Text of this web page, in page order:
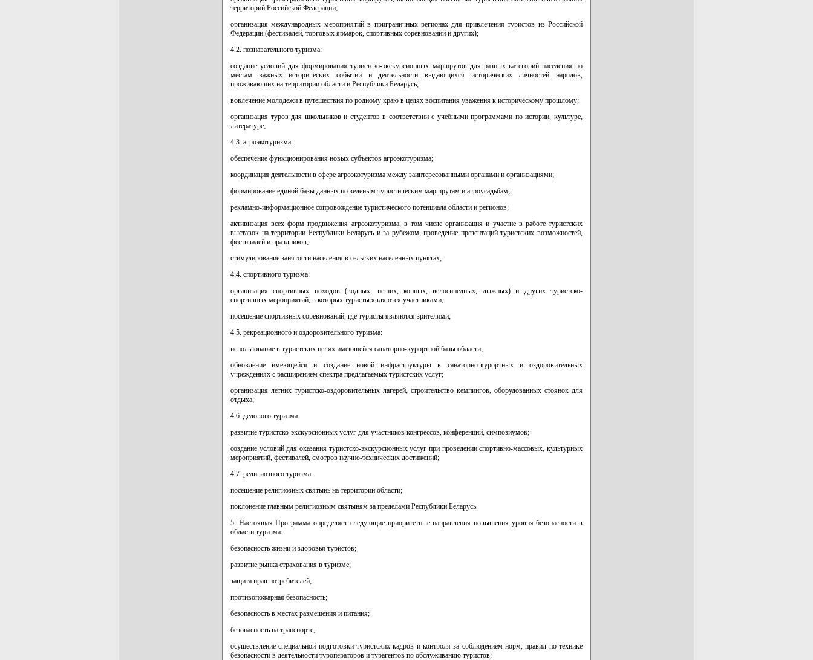
территорий Российской Федерации;
организация международных мероприятий в приграничных регионах для привлечения туристов из Российской
Федерации (фестивалей, торговых ярмарок, спортивных соревнований и других);
4.2. познавательного туризма:
создание условий для формирования туристско-экскурсионных маршрутов для разных категорий населения по
местам важных исторических событий и деятельности выдающихся исторических личностей народов,
проживающих на территории области и Республики Беларусь;
вовлечение молодежи в путешествия по родному краю в целях воспитания уважения к историческому прошлому;
организация туров для школьников и студентов в соответствии с учебными программами по истории, культуре,
литературе;
4.3. агроэкотуризма:
обеспечение функционирования новых субъектов агроэкотуризма;
координация деятельности в сфере агроэкотуризма между заинтересованными органами и организациями;
формирование единой базы данных по зеленым туристическим маршрутам и агроусадьбам;
рекламно-информационное сопровождение туристического потенциала области и регионов;
активизация всех форм продвижения агроэкотуризма, в том числе организация и участие в работе туристских
выставок на территории Республики Беларусь и за рубежом, проведение презентаций туристских возможностей,
фестивалей и праздников;
стимулирование занятости населения в сельских населенных пунктах;
4.4. спортивного туризма:
организация спортивных походов (водных, пеших, конных, велосипедных, лыжных) и других туристско-
спортивных мероприятий, в которых туристы являются участниками;
посещение спортивных соревнований, где туристы являются зрителями;
4.5. рекреационного и оздоровительного туризма:
использование в туристских целях имеющейся санаторно-курортной базы области;
обновление имеющейся и создание новой инфраструктуры в санаторно-курортных и оздоровительных
учреждениях с расширением спектра предлагаемых туристских услуг;
организация летних туристско-оздоровительных лагерей, строительство кемпингов, оборудованных стоянок для
отдыха;
4.6. делового туризма:
развитие туристско-экскурсионных услуг для участников конгрессов, конференций, симпозиумов;
создание условий для оказания туристско-экскурсионных услуг при проведении спортивно-массовых, культурных
мероприятий, фестивалей, смотров научно-технических достижений;
4.7. религиозного туризма:
посещение религиозных святынь на территории области;
поклонение главным религиозным святыням за пределами Республики Беларусь.
5. Настоящая Программа определяет следующие приоритетные направления повышения уровня безопасности в
области туризма:
безопасность жизни и здоровья туристов;
развитие рынка страхования в туризме;
защита прав потребителей;
противопожарная безопасность;
безопасность в местах размещения и питания;
безопасность на транспорте;
осуществление специальной подготовки туристских кадров и контроля за соблюдением норм, правил по технике
безопасности в деятельности туроператоров и турагентов по обслуживанию туристов;